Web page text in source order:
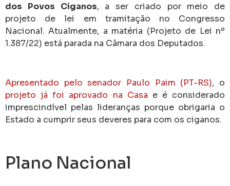
dos Povos Ciganos, a ser criado por meio de
projeto de lei em tramitação no Congresso
Nacional. Atualmente, a matéria (Projeto de Lei nº
1.387/22) está parada na Câmara dos Deputados.
Apresentado pelo senador Paulo Paim (PT-RS), o
projeto já foi aprovado na Casa e é considerado
imprescindível pelas lideranças porque obrigaria o
Estado a cumprir seus deveres para com os ciganos.
Plano Nacional